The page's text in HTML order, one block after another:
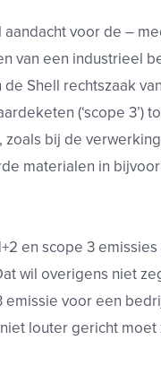
voor de –
van een industrieel
Shell rechtszaak
(‘scope 3’)
bij de
materialen in
en scope 3
wil overigens niet
voor een
louter gericht